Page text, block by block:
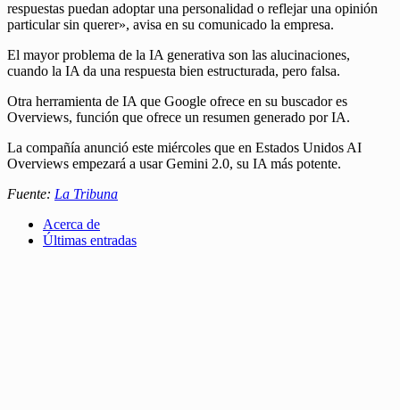
respuestas puedan adoptar una personalidad o reflejar una opinión
particular sin querer», avisa en su comunicado la empresa.
El mayor problema de la IA generativa son las alucinaciones,
cuando la IA da una respuesta bien estructurada, pero falsa.
Otra herramienta de IA que Google ofrece en su buscador es
Overviews, función que ofrece un resumen generado por IA.
La compañía anunció este miércoles que en Estados Unidos AI
Overviews empezará a usar Gemini 2.0, su IA más potente.
Fuente: La Tribuna
Acerca de
Últimas entradas